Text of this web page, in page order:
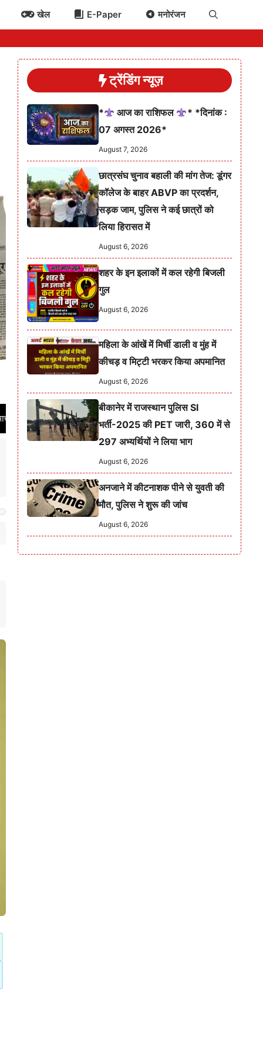
खेल E-Paper मनोरंजन
से पंजीकृत समाचार पत्र का RNI नं. RAJHIN/2021/86001 | निष्पक्ष, निर्भीक
ट्रेंडिंग न्यूज़
* आज का राशिफल
* *दिनांक :
07 अगस्त 2026*
August 7, 2026
छात्रसंघ चुनाव बहाली की मांग तेज: डूंगर
कॉलेज के बाहर ABVP का प्रदर्शन,
सड़क जाम, पुलिस ने कई छात्रों को
लिया हिरासत में
August 6, 2026
शहर के इन इलाकों में कल रहेगी बिजली
गुल
August 6, 2026
महिला के आंखें में मिर्ची डाली व मुंह में
कीचड़ व मिट्टी भरकर किया अपमानित
August 6, 2026
बीकानेर में राजस्थान पुलिस SI
भर्ती-2025 की PET जारी, 360 में से
297 अभ्यर्थियों ने लिया भाग
August 6, 2026
अनजाने में कीटनाशक पीने से युवती की
मौत, पुलिस ने शुरू की जांच
August 6, 2026